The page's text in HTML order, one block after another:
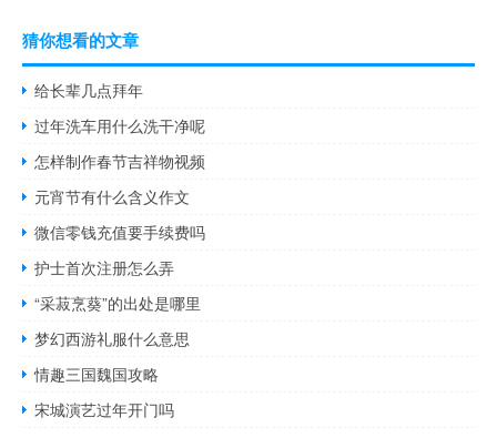
猜你想看的文章
给长辈几点拜年
过年洗车用什么洗干净呢
怎样制作春节吉祥物视频
元宵节有什么含义作文
微信零钱充值要手续费吗
护士首次注册怎么弄
“采菽烹葵”的出处是哪里
梦幻西游礼服什么意思
情趣三国魏国攻略
宋城演艺过年开门吗